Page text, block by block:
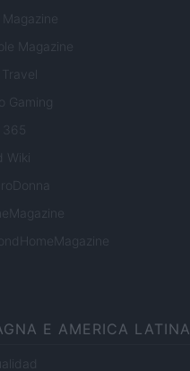
Magazine
Magazine
Travel
Gaming
365
Wiki
E AMERICA LATINA